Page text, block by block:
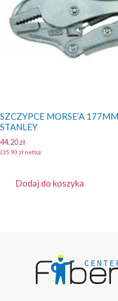
SZCZYPCE MORSE’A 177MM/7″ SZCZĘKI PROSTE
STANLEY
44.20zł
(35.93 zł netto)
Dodaj do koszyka